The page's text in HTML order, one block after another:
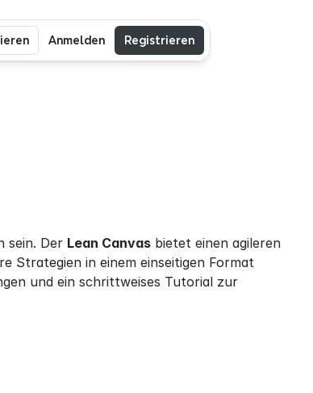
sein. Der Lean Canvas bietet einen agileren
Strategien in einem einseitigen Format
und ein schrittweises Tutorial zur
Anmelden Registrieren